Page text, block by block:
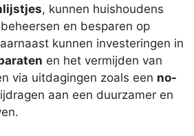
, kunnen huishoudens
en besparen op
kunnen investeringen in
en het vermijden van
via uitdagingen zoals een no-
aan een duurzamer en